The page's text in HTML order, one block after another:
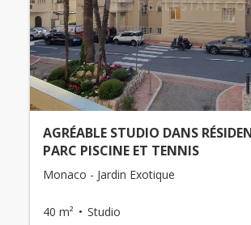
AGRÉABLE STUDIO DANS
PARC PISCINE ET TENNIS
Monaco - Jardin Exotique
40 m² Studio